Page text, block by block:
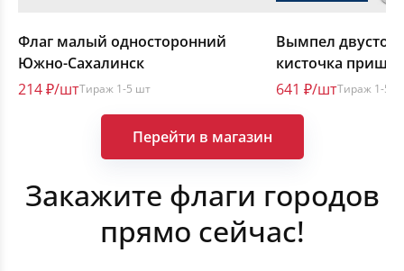
Транспаранты-перетяжки
Флаг малый односторонний
Южно-Сахалинск
214 ₽/штТираж 1-5 шт
Вымпел
кисточка
8х12 до 30х40 см.
641 ₽/штТираж 1-5
Перейти в магазин
Закажите флаги городов
прямо сейчас!